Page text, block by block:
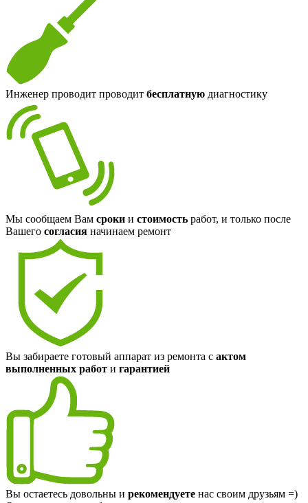
Инженер проводит проводит бесплатную диагностику
Мы сообщаем Вам сроки и стоимость работ, и только после
Вашего согласия начинаем ремонт
Вы забираете готовый аппарат из ремонта с актом
выполненных работ и гарантией
Вы остаетесь довольны и рекомендуете нас своим друзьям =)